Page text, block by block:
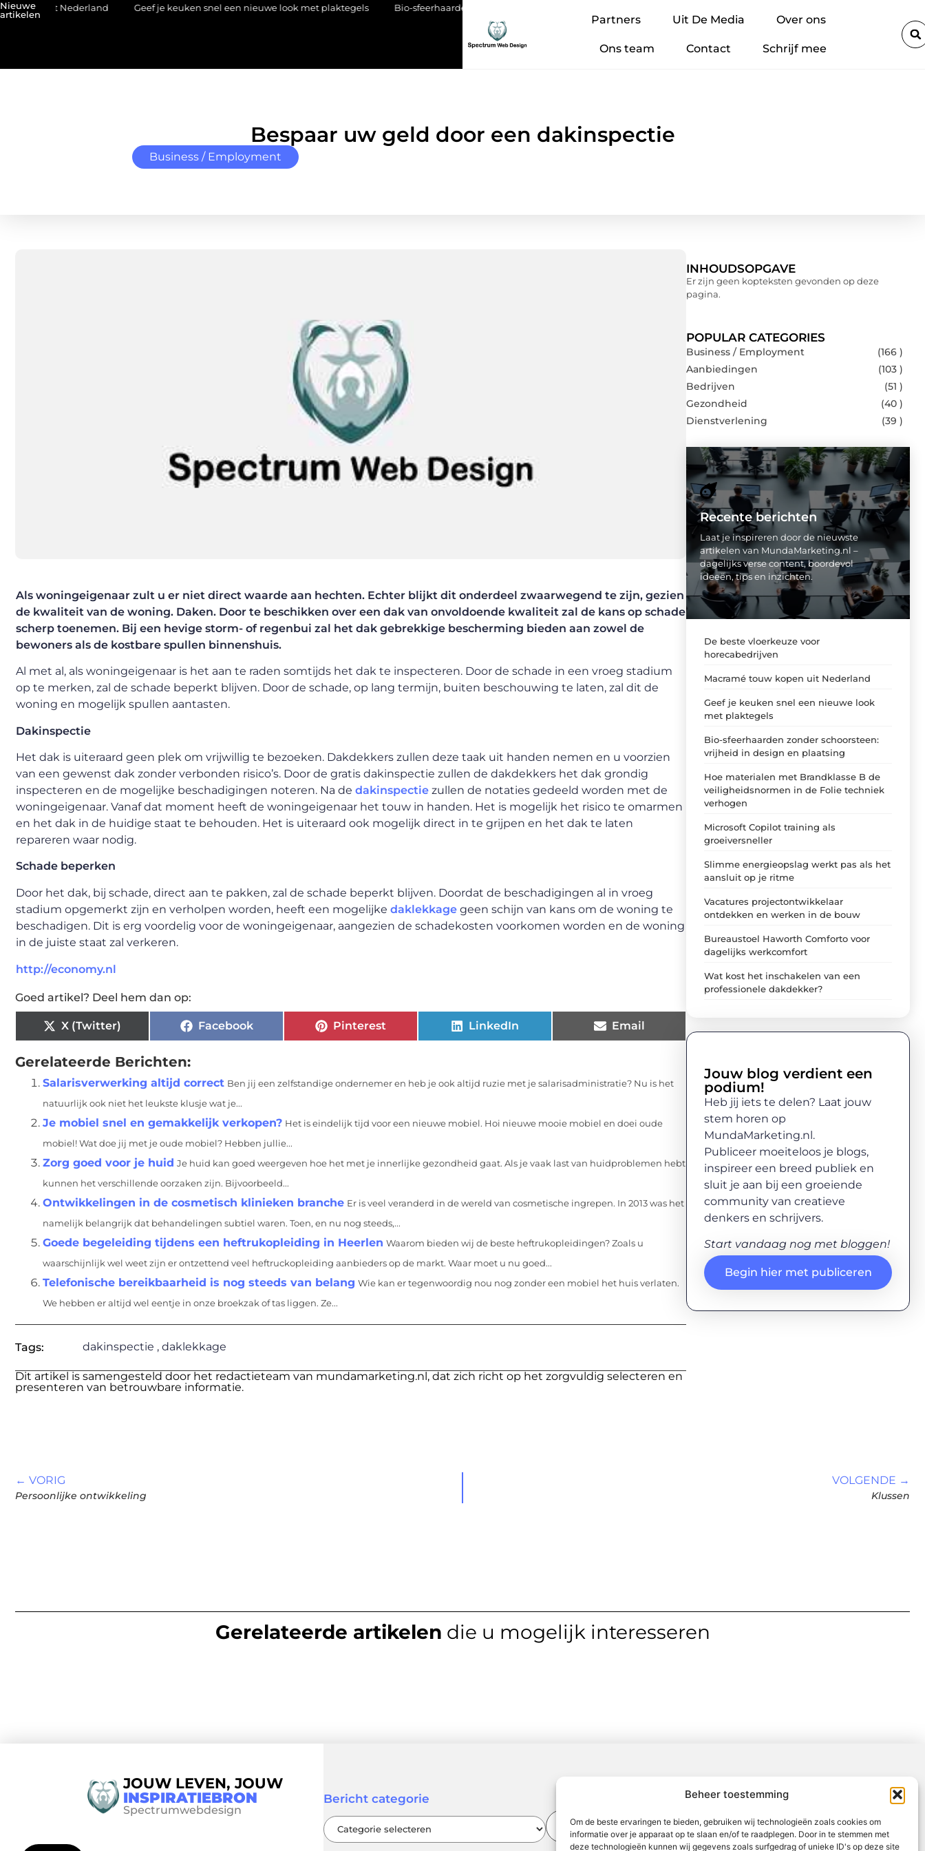
Beheer toestemming
Om de beste ervaringen te bieden, gebruiken wij technologieën zoals cookies om
informatie over je apparaat op te slaan en/of te raadplegen. Door in te stemmen met
deze technologieën kunnen wij gegevens zoals surfgedrag of unieke ID's op deze site
Nieuwe
artikelen
uit Nederland Geef je keuken snel een nieuwe look met plaktegels Bio-sfeerhaarden zonder schoorsteen: vrijheid in design en plaatsing
Partners Uit De Media Over ons
Ons team Contact Schrijf mee
Bespaar uw geld door een dakinspectie
Business / Employment
Als woningeigenaar zult u er niet direct waarde aan hechten. Echter blijkt dit onderdeel zwaarwegend te zijn, gezien
de kwaliteit van de woning. Daken. Door te beschikken over een dak van onvoldoende kwaliteit zal de kans op schade
scherp toenemen. Bij een hevige storm- of regenbui zal het dak gebrekkige bescherming bieden aan zowel de
bewoners als de kostbare spullen binnenshuis.
Al met al, als woningeigenaar is het aan te raden somtijds het dak te inspecteren. Door de schade in een vroeg stadium
op te merken, zal de schade beperkt blijven. Door de schade, op lang termijn, buiten beschouwing te laten, zal dit de
woning en mogelijk spullen aantasten.
Dakinspectie
Het dak is uiteraard geen plek om vrijwillig te bezoeken. Dakdekkers zullen deze taak uit handen nemen en u voorzien
van een gewenst dak zonder verbonden risico’s. Door de gratis dakinspectie zullen de dakdekkers het dak grondig
inspecteren en de mogelijke beschadigingen noteren. Na de dakinspectie zullen de notaties gedeeld worden met de
woningeigenaar. Vanaf dat moment heeft de woningeigenaar het touw in handen. Het is mogelijk het risico te omarmen
en het dak in de huidige staat te behouden. Het is uiteraard ook mogelijk direct in te grijpen en het dak te laten
repareren waar nodig.
Schade beperken
Door het dak, bij schade, direct aan te pakken, zal de schade beperkt blijven. Doordat de beschadigingen al in vroeg
stadium opgemerkt zijn en verholpen worden, heeft een mogelijke daklekkage geen schijn van kans om de woning te
beschadigen. Dit is erg voordelig voor de woningeigenaar, aangezien de schadekosten voorkomen worden en de woning
in de juiste staat zal verkeren.
http://economy.nl
Goed artikel? Deel hem dan op:
X (Twitter) Facebook Pinterest LinkedIn Email
Gerelateerde Berichten:
Salarisverwerking altijd correct Ben jij een zelfstandige ondernemer en heb je ook altijd ruzie met je salarisadministratie? Nu is het
natuurlijk ook niet het leukste klusje wat je...
Je mobiel snel en gemakkelijk verkopen? Het is eindelijk tijd voor een nieuwe mobiel. Hoi nieuwe mooie mobiel en doei oude
mobiel! Wat doe jij met je oude mobiel? Hebben jullie...
Zorg goed voor je huid Je huid kan goed weergeven hoe het met je innerlijke gezondheid gaat. Als je vaak last van huidproblemen hebt
kunnen het verschillende oorzaken zijn. Bijvoorbeeld...
Ontwikkelingen in de cosmetisch klinieken branche Er is veel veranderd in de wereld van cosmetische ingrepen. In 2013 was het
namelijk belangrijk dat behandelingen subtiel waren. Toen, en nu nog steeds,...
Goede begeleiding tijdens een heftrukopleiding in Heerlen Waarom bieden wij de beste heftrukopleidingen? Zoals u
waarschijnlijk wel weet zijn er ontzettend veel heftruckopleiding aanbieders op de markt. Waar moet u nu goed...
Telefonische bereikbaarheid is nog steeds van belang Wie kan er tegenwoordig nou nog zonder een mobiel het huis verlaten.
We hebben er altijd wel eentje in onze broekzak of tas liggen. Ze...
Tags: dakinspectie , daklekkage
Dit artikel is samengesteld door het redactieteam van mundamarketing.nl, dat zich richt op het zorgvuldig selecteren en
presenteren van betrouwbare informatie.
INHOUDSOPGAVE
Er zijn geen kopteksten gevonden op deze
pagina.
POPULAR CATEGORIES
Business / Employment
(166 )
Aanbiedingen
(103 )
Bedrijven
(51 )
Gezondheid
(40 )
Dienstverlening
(39 )
Recente berichten
Laat je inspireren door de nieuwste
artikelen van MundaMarketing.nl –
dagelijks verse content, boordevol
ideeën, tips en inzichten.
De beste vloerkeuze voor
horecabedrijven
Macramé touw kopen uit Nederland
Geef je keuken snel een nieuwe look
met plaktegels
Bio-sfeerhaarden zonder schoorsteen:
vrijheid in design en plaatsing
Hoe materialen met Brandklasse B de
veiligheidsnormen in de Folie techniek
verhogen
Microsoft Copilot training als
groeiversneller
Slimme energieopslag werkt pas als het
aansluit op je ritme
Vacatures projectontwikkelaar
ontdekken en werken in de bouw
Bureaustoel Haworth Comforto voor
dagelijks werkcomfort
Wat kost het inschakelen van een
professionele dakdekker?
Jouw blog verdient een
podium!
Heb jij iets te delen? Laat jouw
stem horen op
MundaMarketing.nl.
Publiceer moeiteloos je blogs,
inspireer een breed publiek en
sluit je aan bij een groeiende
community van creatieve
denkers en schrijvers.
Start vandaag nog met bloggen!
Begin hier met publiceren
← VORIG
Persoonlijke ontwikkeling
VOLGENDE →
Klussen
Gerelateerde artikelen die u mogelijk interesseren
JOUW LEVEN, JOUW
INSPIRATIEBRON
Spectrumwebdesign
Bericht categorie